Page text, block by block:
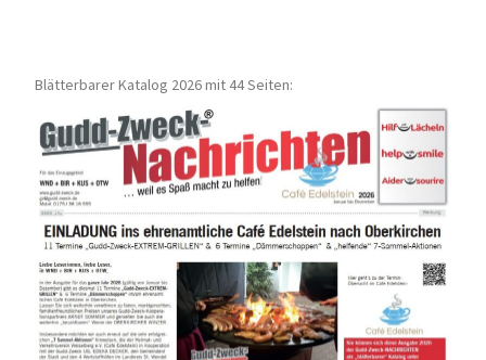
Blätterbarer Katalog 2026 mit 44 Seiten: